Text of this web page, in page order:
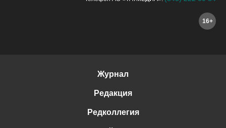
16+
Журнал
Редакция
Редколлегия